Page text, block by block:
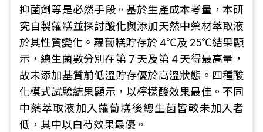
抑菌劑等是必然手段。基於生產成本考量，本研
究自製蘿糕並探討酸化與添加天然中藥材萃取液
於其性質變化。蘿蔔糕貯存於 4℃及 25℃結果顯
示，總生菌數分別在第 7 天及第 4 天得最高量，
故未添加基質前低溫貯存優於高溫狀態。四種酸
化模式試驗結果顯示，以檸檬酸效果最佳。不同
中藥萃取液加入蘿蔔糕後總生菌皆較未加入者
低，其中以白芍效果最優。